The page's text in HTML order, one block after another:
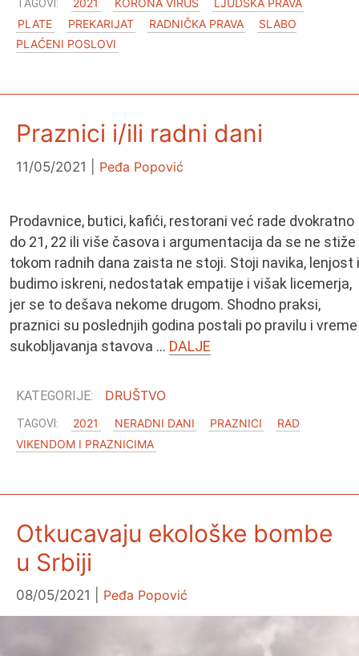
2021 KORONA VIRUS
LJUDSKA PRAVA
PLATE
PREKARIJAT RADNIČKA PRAVA
SLABO
PLAĆENI POSLOVI
Praznici i/ili radni dani
11/05/2021 Peđa Popović
Prodavnice, butici, kafići, restorani već rade dvokratno
do 21, 22 ili više časova i argumentacija da se ne stiže
tokom radnih dana zaista ne stoji. Stoji navika, lenjost
budimo iskreni, nedostatak empatije i višak licemerja,
jer se to dešava nekome drugom. Shodno praksi,
praznici su poslednjih godina postali po pravilu i vreme
sukobljavanja stavova … DALJE
DRUŠTVO
2021 NERADNI DANI PRAZNICI
RAD
VIKENDOM I PRAZNICIMA
Otkucavaju ekološke bombe
u Srbiji
08/05/2021 Peđa Popović